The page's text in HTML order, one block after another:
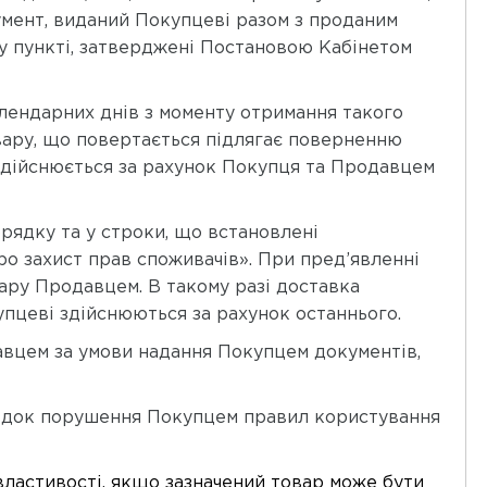
виданий Покупцеві разом з проданим
затверджені Постановою Кабінетом
днів з моменту отримання такого
що повертається підлягає поверненню
за рахунок Покупця та Продавцем
та у строки, що встановлені
захист прав споживачів». При пред’явленні
Продавцем. В такому разі доставка
здійснюються за рахунок останнього.
за умови надання Покупцем документів,
порушення Покупцем правил користування
якщо зазначений товар може бути